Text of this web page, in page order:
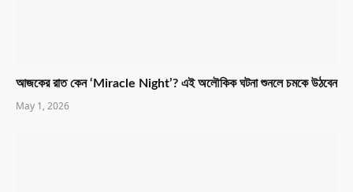
আজকের রাত কেন ‘Miracle Night’? এই অলৌকিক ঘটনা শুনলে চমকে উঠবেন
May 1, 2026